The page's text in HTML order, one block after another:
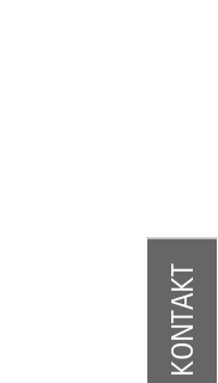
KONTAKT